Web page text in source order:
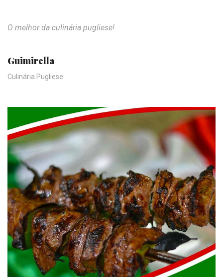
O melhor da culinária pugliese!
Guimirella
Culinária Pugliese